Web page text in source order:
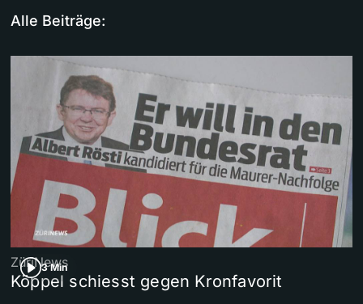
Alle Beiträge:
3 Min
ZüriNews
Köppel schiesst gegen Kronfavorit